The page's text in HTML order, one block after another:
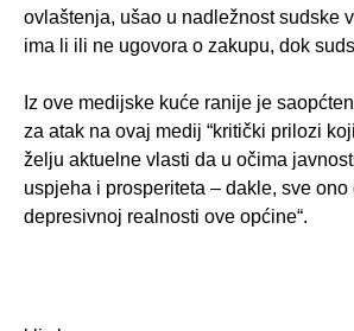
ovlaštenja, ušao u nadležnost sudske
ima li ili ne ugovora o zakupu, dok
Iz ove medijske kuće ranije je
za atak na ovaj medij “kritički prilozi
želju aktuelne vlasti da u očima
uspjeha i prosperiteta – dakle, sve ono
depresivnoj realnosti ove općine“.